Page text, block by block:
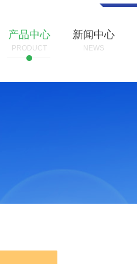
产品中心
PRODUCT
新闻中心
NEWS